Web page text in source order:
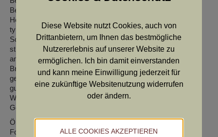
Beschreibung:
Hellschimmel mit braunen Platten u braunen Kopf,
typgerechter Langhaarkopf mit guter Fanglänge, vollst.
Scherengebiss, Behänge korrekt, gut angesetzter Hals,
strammer Rücken, mit gut bemuskelter Kruppe, korrekt
angesetzt und getragene Rute.
Brustbein,- Tiefe ohne Mängel, gerade Vorderhand, gut
gewinkelte Hinterhand, harmonisches Gangwerk, schlichtes
gut pigmentiertes Haarkleid, freundliches selbstsicheres
Wesen.
Gesamterscheinung: harmonisch mit viel Adel
ÖHZB: DL6489
Formwert: v v v , CACA, CACIB, BOB
Diese Website nutzt Cookies, auch von
Drittanbietern, um Ihnen das bestmögliche
Nutzererlebnis auf unserer Website zu
ermöglichen. Ich bin damit einverstanden
und kann meine Einwilligung jederzeit für
eine zukünftige Websitenutzung widerrufen
oder ändern.
ALLE COOKIES AKZEPTIEREN